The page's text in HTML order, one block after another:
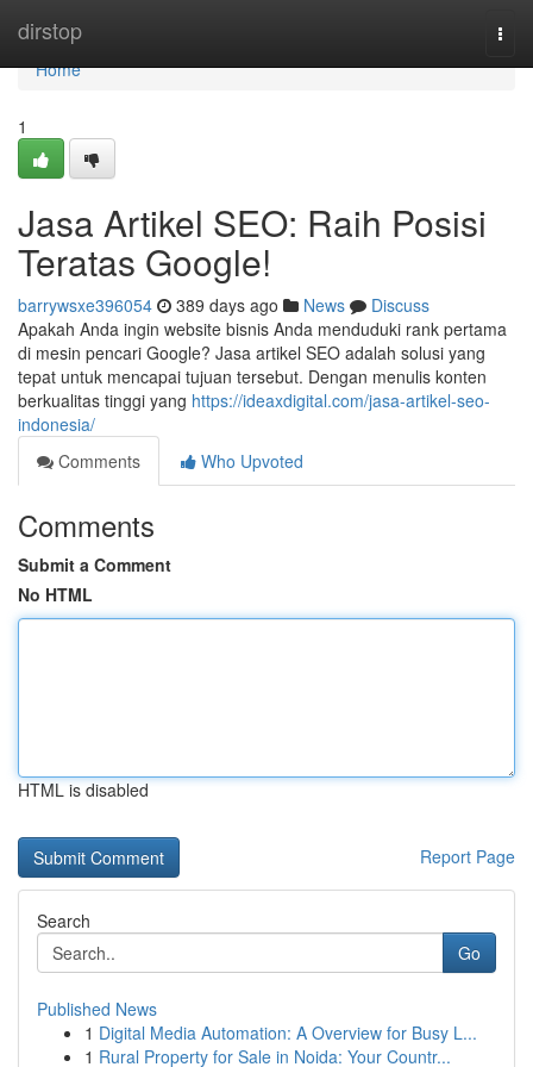
dirstop
Home
Home
1
Jasa Artikel SEO: Raih Posisi
Teratas Google!
barrywsxe396054 389 days ago News
Discuss
Apakah Anda ingin website bisnis Anda menduduki rank pertama
di mesin pencari Google? Jasa artikel SEO adalah solusi yang
tepat untuk mencapai tujuan tersebut. Dengan menulis konten
berkualitas tinggi yang https://ideaxdigital.com/jasa-artikel-seo-
indonesia/
Comments
Who Upvoted
Comments
Submit a Comment
No HTML
HTML is disabled
Report Page
Search
Go
Published News
1 Digital Media Automation: A Overview for Busy L...
1 Rural Property for Sale in Noida: Your Countr...